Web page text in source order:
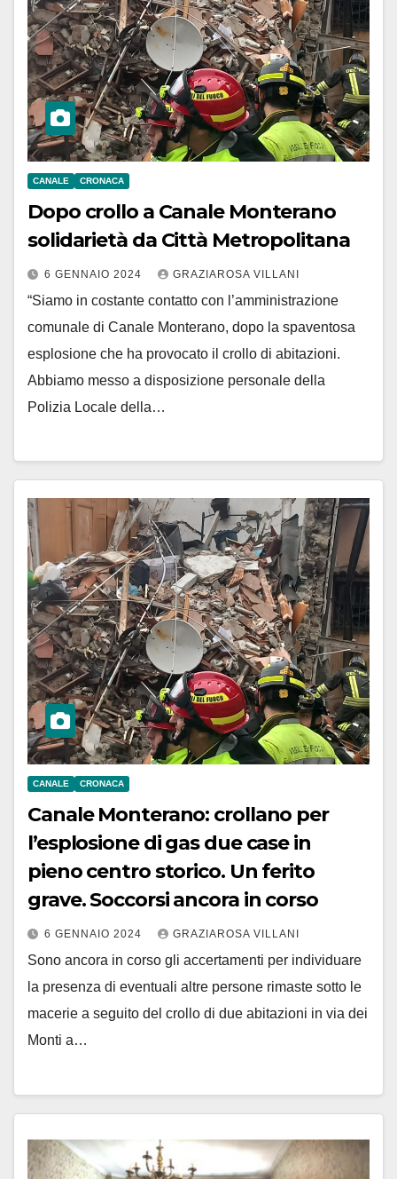
CANALE CRONACA
Dopo crollo a Canale Monterano
solidarietà da Città Metropolitana
6 GENNAIO 2024 GRAZIAROSA VILLANI
“Siamo in costante contatto con l’amministrazione
comunale di Canale Monterano, dopo la spaventosa
esplosione che ha provocato il crollo di abitazioni.
Abbiamo messo a disposizione personale della
Polizia Locale della…
CANALE CRONACA
Canale Monterano: crollano per
l’esplosione di gas due case in
pieno centro storico. Un ferito
grave. Soccorsi ancora in corso
6 GENNAIO 2024 GRAZIAROSA VILLANI
Sono ancora in corso gli accertamenti per individuare
la presenza di eventuali altre persone rimaste sotto le
macerie a seguito del crollo di due abitazioni in via dei
Monti a…